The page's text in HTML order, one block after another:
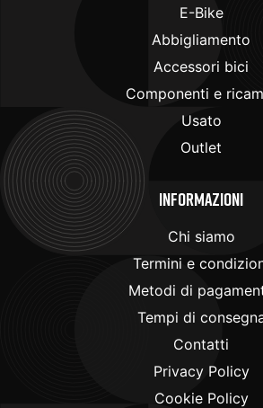
E-Bike
Abbigliamento
Accessori bici
Componenti e
Usato
Outlet
Informazioni
Chi siamo
Termini e
Metodi di
Tempi di
Contatti
Privacy Policy
Cookie Policy